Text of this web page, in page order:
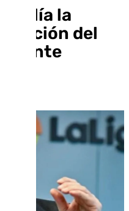
la
del
Frente